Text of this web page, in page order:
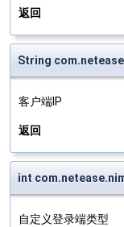
返回
String
客户端IP
返回
int
自定义登录端类型